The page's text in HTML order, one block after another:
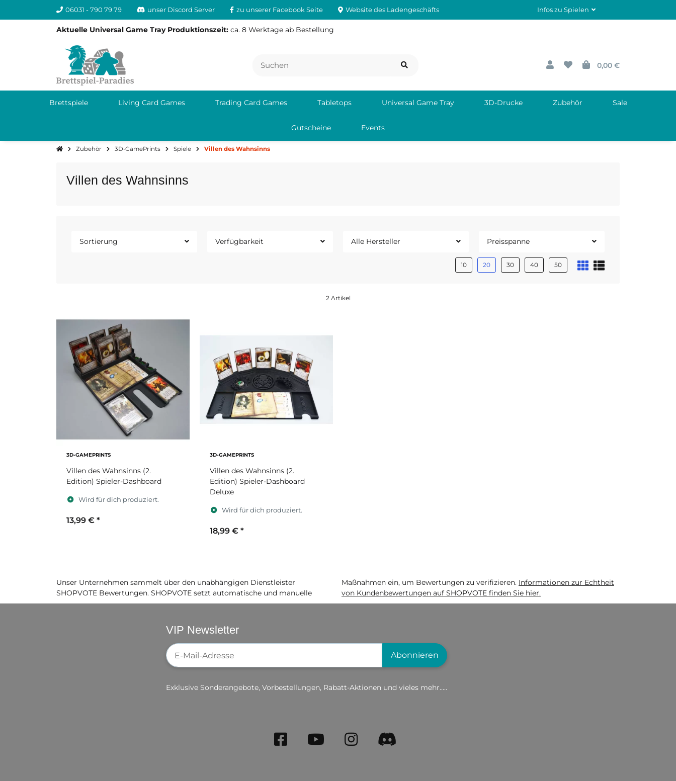
06031 - 790 79 79 unser Discord Server zu unserer Facebook Seite Website des Ladengeschäfts Infos zu Spielen
Aktuelle Universal Game Tray Produktionszeit: ca. 8 Werktage ab Bestellung
0,00 €
Brettspiele Living Card Games Trading Card Games Tabletops Universal Game Tray 3D-Drucke Zubehör Sale
Gutscheine Events
Zubehör 3D-GamePrints Spiele Villen des Wahnsinns
Villen des Wahnsinns
Sortierung Verfügbarkeit Alle Hersteller Preisspanne
10 20 30 40 50
2 Artikel
3D-GAMEPRINTS
Villen des Wahnsinns (2.
Edition) Spieler-Dashboard
Wird für dich produziert.
13,99 € *
3D-GAMEPRINTS
Villen des Wahnsinns (2.
Edition) Spieler-Dashboard
Deluxe
Wird für dich produziert.
18,99 € *
Unser Unternehmen sammelt über den unabhängigen Dienstleister
SHOPVOTE Bewertungen. SHOPVOTE setzt automatische und manuelle
Maßnahmen ein, um Bewertungen zu verifizieren. Informationen zur Echtheit
von Kundenbewertungen auf SHOPVOTE finden Sie hier.
VIP Newsletter
Newsletter-Registrierung
Abonnieren
Exklusive Sonderangebote, Vorbestellungen, Rabatt-Aktionen und vieles mehr.....